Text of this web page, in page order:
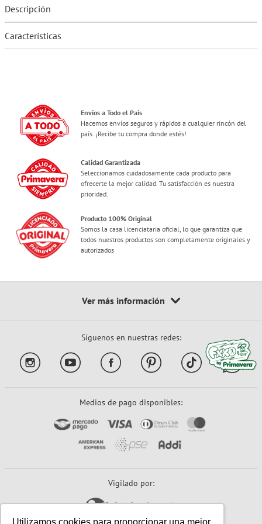
Descripción
Características
Envíos a Todo el País
Hacemos envíos seguros y rápidos a cualquier rincón del
país. ¡Recibe tu compra donde estés!
Calidad Garantizada
Seleccionamos cuidadosamente cada producto para
ofrecerte la mejor calidad. Tu satisfacción es nuestra
prioridad.
Producto 100% Original
Somos la casa licenciataria oficial, lo que garantiza que
todos nuestros productos son completamente originales y
autorizados
Síguenos en nuestras redes:
Medios de pago disponibles:
Vigilado por: